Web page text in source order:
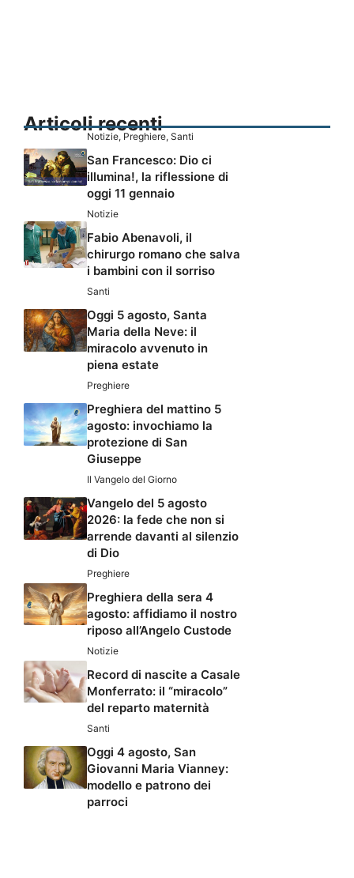
Articoli recenti
Notizie, Preghiere, Santi
San Francesco: Dio ci
illumina!, la riflessione di
oggi 11 gennaio
Notizie
Fabio Abenavoli, il
chirurgo romano che salva
i bambini con il sorriso
Santi
Oggi 5 agosto, Santa
Maria della Neve: il
miracolo avvenuto in
piena estate
Preghiere
Preghiera del mattino 5
agosto: invochiamo la
protezione di San
Giuseppe
Il Vangelo del Giorno
Vangelo del 5 agosto
2026: la fede che non si
arrende davanti al silenzio
di Dio
Preghiere
Preghiera della sera 4
agosto: affidiamo il nostro
riposo all’Angelo Custode
Notizie
Record di nascite a Casale
Monferrato: il “miracolo”
del reparto maternità
Santi
Oggi 4 agosto, San
Giovanni Maria Vianney:
modello e patrono dei
parroci